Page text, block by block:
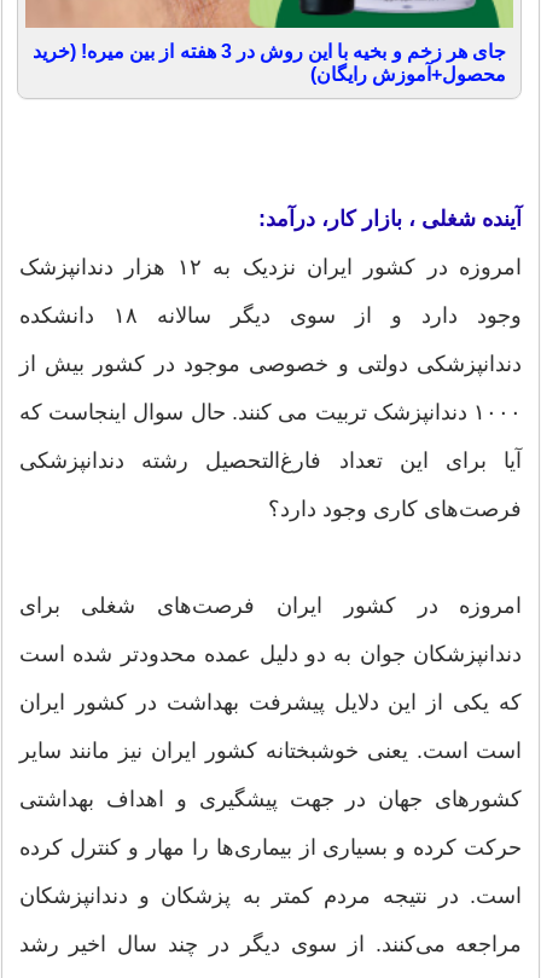
جای هر زخم و بخیه با این روش در 3 هفته از بین میره! (خرید
محصول+آموزش رایگان)
آینده شغلی ، بازار کار، درآمد:
امروزه در کشور ایران نزدیک به ۱۲ هزار دندانپزشک
وجود دارد و از سوی دیگر سالانه ۱۸ دانشکده
دندانپزشکی دولتی و خصوصی موجود در کشور بیش از
۱۰۰۰ دندانپزشک تربیت می کنند. حال سوال اینجاست که
آیا برای این تعداد فارغ‌التحصیل رشته دندانپزشکی
فرصت‌های کاری وجود دارد؟
امروزه در کشور ایران فرصت‌های شغلی برای
دندانپزشکان جوان به دو دلیل عمده محدودتر شده است
که یکی از این دلایل پیشرفت بهداشت در کشور ایران
است است. یعنی خوشبختانه کشور ایران نیز مانند سایر
کشورهای جهان در جهت پیشگیری و اهداف بهداشتی
حرکت کرده و بسیاری از بیماری‌ها را مهار و کنترل کرده
است. در نتیجه مردم کمتر به پزشکان و دندانپزشکان
مراجعه می‌کنند. از سوی دیگر در چند سال اخیر رشد